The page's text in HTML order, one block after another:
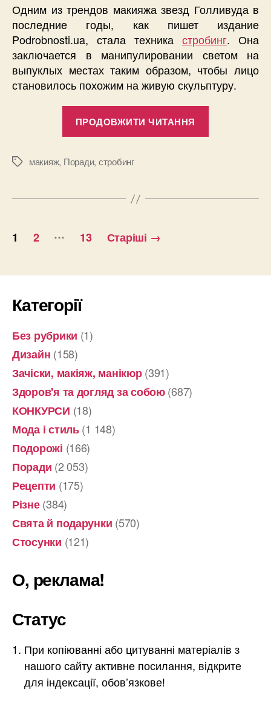
Одним из трендов макияжа звезд Голливуда в
последние годы, как пишет издание
Podrobnosti.ua, стала техника стробинг. Она
заключается в манипулировании светом на
выпуклых местах таким образом, чтобы лицо
становилось похожим на живую скульптуру.
ПРОДОВЖИТИ ЧИТАННЯ
как
Позначки
макияж, Поради, стробинг
Пагінація
1 2 … 13 Старіші →
Категорії
Без рубрики (1)
Дизайн (158)
Зачіски, макіяж, манікюр(391)
Здоров'я та догляд за собою(687)
КОНКУРСИ (18)
Мода і стиль(1 148)
Подорожі (166)
Поради (2 053)
Рецепти (175)
Різне(384)
Свята й подарунки (570)
Стосунки (121)
О, реклама!
Статус
При копіюванні або цитуванні матеріалів з
нашого сайту активне посилання, відкрите
для індексації, обов’язкове!